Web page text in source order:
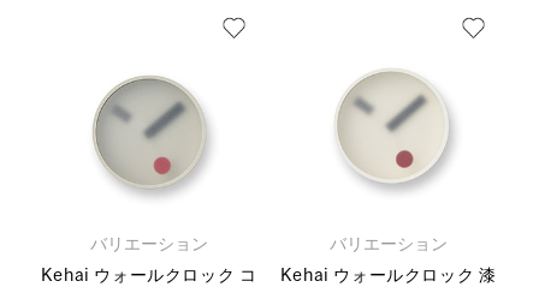
バリエーション
Kehai ウォールクロック コ
バリエーション
Kehai ウォールクロック 漆